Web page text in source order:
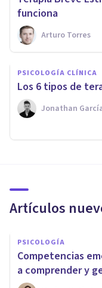
funciona
Arturo Torres
PSICOLOGÍA CLÍNICA
Los 6 tipos de
Jonathan
Artículos
PSICOLOGÍA
Competencias
a comprender y